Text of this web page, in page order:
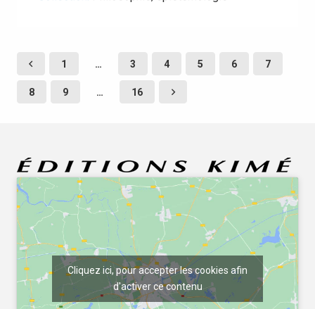
1 … 3 4 5 6 7
8 9 … 16
Cliquez ici, pour accepter les cookies afin
d'activer ce contenu